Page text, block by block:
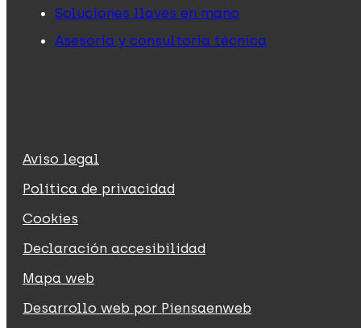
Soluciones llaves en mano
Asesoría y consultoría técnica
Aviso legal
Política de privacidad
Cookies
Declaración accesibilidad
Mapa web
Desarrollo web por Piensaenweb